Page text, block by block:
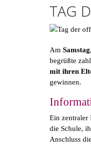
TAG
Am
begrüßte
mit ihren
gewinnen.
Ein zentraler
die Schule,
Anschluss